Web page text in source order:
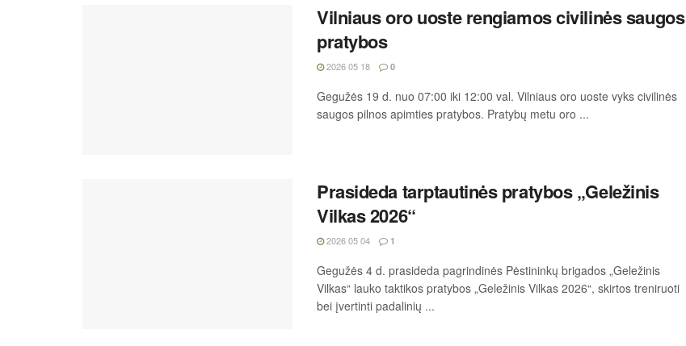
Vilniaus oro uoste rengiamos civilinės saugos
pratybos
2026 05 18 0
Gegužės 19 d. nuo 07:00 iki 12:00 val. Vilniaus oro uoste vyks civilinės
saugos pilnos apimties pratybos. Pratybų metu oro ...
Prasideda tarptautinės pratybos „Geležinis
Vilkas 2026“
2026 05 04 1
Gegužės 4 d. prasideda pagrindinės Pėstininkų brigados „Geležinis
Vilkas“ lauko taktikos pratybos „Geležinis Vilkas 2026“, skirtos treniruoti
bei įvertinti padalinių ...